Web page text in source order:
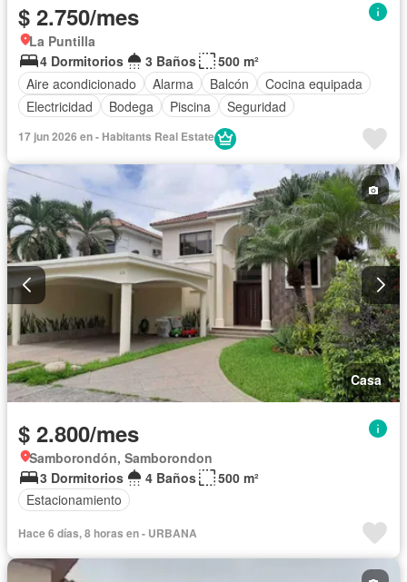
$ 2.750/mes
La Puntilla
4 Dormitorios
3 Baños
500 m²
Aire acondicionado
Alarma Balcón
Cocina equipada
Electricidad
Bodega Piscina Seguridad
17 jun 2026 en - Habitants Real Estate
Casa
$ 2.800/mes
Samborondón, Samborondon
3 Dormitorios
4 Baños
500 m²
Estacionamiento
Hace 6 días, 8 horas en - URBANA